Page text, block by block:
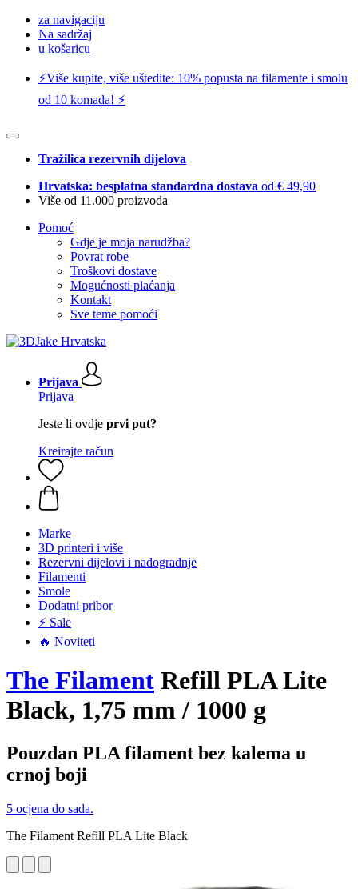
za navigaciju
Na sadržaj
u košaricu
⚡️Više kupite, više uštedite: 10% popusta na filamente i smolu
od 10 komada! ⚡️
Tražilica rezervnih dijelova
Hrvatska: besplatna standardna dostava od € 49,90
Više od 11.000 proizvoda
Pomoć
Gdje je moja narudžba?
Povrat robe
Troškovi dostave
Mogućnosti plaćanja
Kontakt
Sve teme pomoći
Prijava
Prijava
Jeste li ovdje prvi put?
Kreirajte račun
Marke
3D printeri i više
Rezervni dijelovi i nadogradnje
Filamenti
Smole
Dodatni pribor
⚡ Sale
🔥 Noviteti
The Filament Refill PLA Lite
Black, 1,75 mm / 1000 g
Pouzdan PLA filament bez kalema u
crnoj boji
5 ocjena do sada.
The Filament Refill PLA Lite Black